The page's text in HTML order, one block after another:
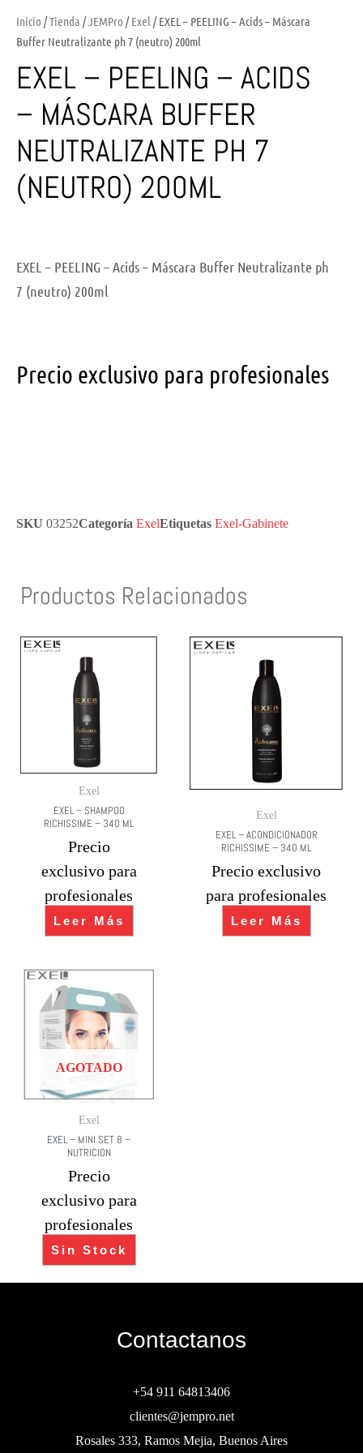
Inicio /Tienda /JEMPro /Exel / EXEL – PEELING – Acids – Máscara
Buffer Neutralizante ph 7 (neutro) 200ml
EXEL – PEELING – ACIDS
– MÁSCARA BUFFER
NEUTRALIZANTE PH 7
(NEUTRO) 200ML
EXEL – PEELING – Acids – Máscara Buffer Neutralizante ph
7 (neutro) 200ml
Precio exclusivo para profesionales
SKU 03252Categoría ExelEtiquetas Exel-Gabinete
Productos Relacionados
Exel
EXEL – SHAMPOO
RICHISSIME – 340 ML
Precio
exclusivo para
profesionales
Leer Más
Exel
EXEL – ACONDICIONADOR
RICHISSIME – 340 ML
Precio exclusivo
para profesionales
Leer Más
AGOTADO
Exel
EXEL – MINI SET 8 –
NUTRICION
Precio
exclusivo para
profesionales
Sin Stock
Contactanos
+54 911 64813406
clientes@jempro.net
Rosales 333, Ramos Mejia, Buenos Aires